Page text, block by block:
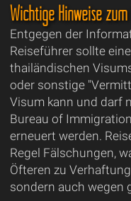
Wichtige Hinweise
Entgegen der
Reiseführer sollte
thailändischen
oder sonstige
Visum kann und darf
Bureau of
erneuert werden.
Regel Fälschungen,
Öfteren zu
sondern auch wegen